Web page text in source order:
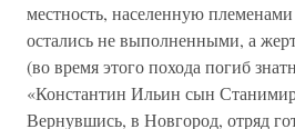
местность, населенную
остались не выполненными, а
(во время этого похода погиб
«Константин Ильин сын
Вернувшись, в Новгород, отряд